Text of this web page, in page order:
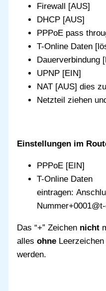
Firewall [AUS]
DHCP [AUS]
PPPoE pass
T-Online Daten
Dauerverbindung
UPNP [EIN]
NAT [AUS] dies
Netzteil ziehen
Einstellungen im
PPPoE [EIN]
T-Online Daten
eintragen:
Das “+” Zeichen nicht
allesohne
werden.